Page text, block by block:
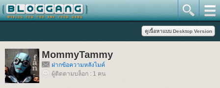
MommyTammy
ฝากข้อความหลังไมค์
ผู้ติดตามบล็อก : 1 คน